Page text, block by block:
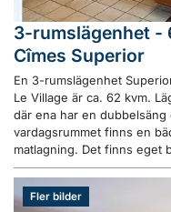
3-rumslägenhet -
Cîmes Superior
En 3-rumslägenhet
Le Village är ca. 62 kvm.
där ena har en
vardagsrummet finns en
matlagning. Det finns eget
Fler bilder